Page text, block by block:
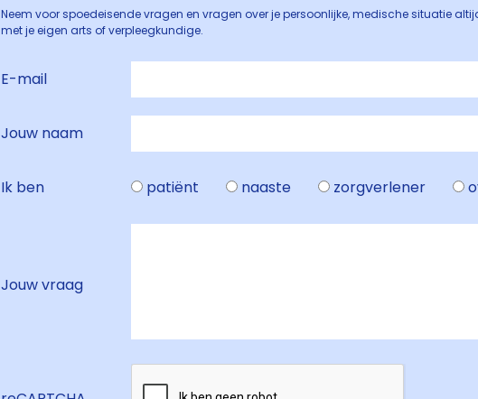
Neem voor spoedeisende vragen en vragen over je persoonlijke, medische situatie
met je eigen arts of verpleegkundige.
E-mail
Jouw naam
Ik ben patiënt naaste zorgverlener
Jouw vraag